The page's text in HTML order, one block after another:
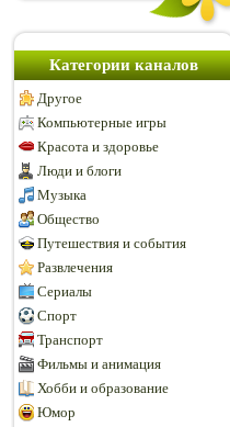
Категории каналов
Другое
Компьютерные игры
Красота и здоровье
Люди и блоги
Музыка
Общество
Путешествия и события
Развлечения
Сериалы
Спорт
Транспорт
Фильмы и анимация
Хобби и образование
Юмор